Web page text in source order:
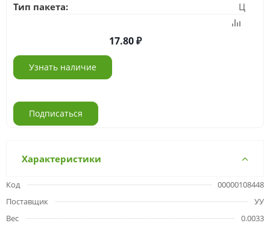
Тип пакета:
Ц
17.80
Узнать наличие
Подписаться
Характеристики
Код
00000108448
Поставщик
УУ
Вес
0.0033